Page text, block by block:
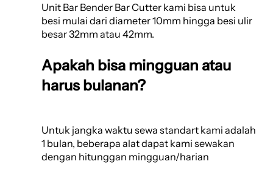
Unit Bar Bender Bar Cutter kami bisa untuk
besi mulai dari diameter 10mm hingga besi ulir
besar 32mm atau 42mm.
Apakah bisa mingguan atau
harus bulanan?
Untuk jangka waktu sewa standart kami adalah
1 bulan, beberapa alat dapat kami sewakan
dengan hitunggan mingguan/harian